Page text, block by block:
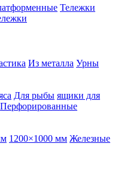
Тележки
Из металла Урны
Для рыбы ящики для
Перфорированные
1200×1000 мм Железные